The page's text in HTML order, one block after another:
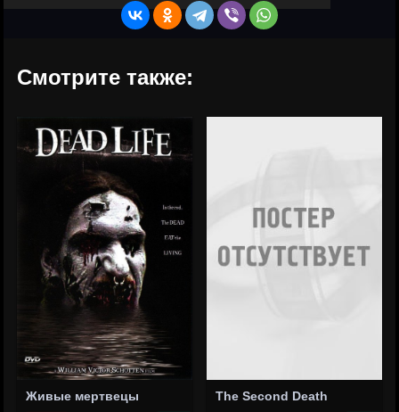
Смотрите также:
Живые мертвецы The Second Death